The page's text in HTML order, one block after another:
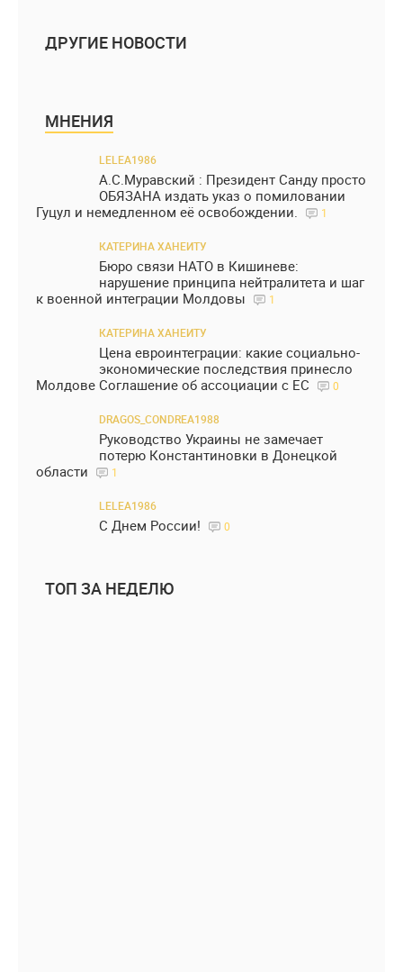
ДРУГИЕ НОВОСТИ
МНЕНИЯ
LELEA1986
А.С.Муравский : Президент Санду просто
ОБЯЗАНА издать указ о помиловании
Гуцул и немедленном её освобождении.
1
КАТЕРИНА ХАНЕИТУ
Бюро связи НАТО в Кишиневе:
нарушение принципа нейтралитета и шаг
к военной интеграции Молдовы
1
КАТЕРИНА ХАНЕИТУ
Цена евроинтеграции: какие социально-
экономические последствия принесло
Молдове Соглашение об ассоциации с ЕС
0
DRAGOS_CONDREA1988
Руководство Украины не замечает
потерю Константиновки в Донецкой
области
1
LELEA1986
С Днем России! 0
ТОП ЗА НЕДЕЛЮ